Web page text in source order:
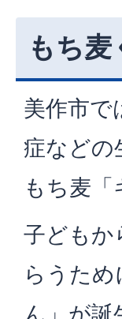
もち
美作市で
症などの
もち麦
子どもか
らうた
ん」が誕